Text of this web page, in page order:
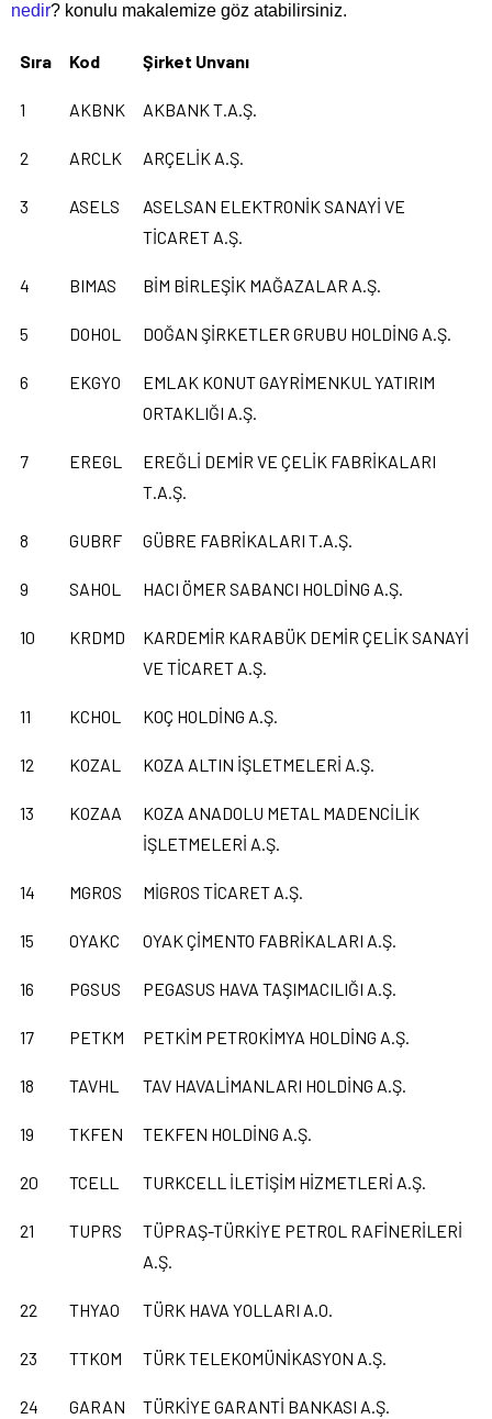
nedir? konulu makalemize göz atabilirsiniz.
Sıra Kod Şirket Unvanı
1 AKBNK AKBANK T.A.Ş.
2 ARCLK ARÇELİK A.Ş.
3 ASELS
ASELSAN ELEKTRONİK SANAYİ VE
TİCARET A.Ş.
4 BIMAS BİM BİRLEŞİK MAĞAZALAR A.Ş.
5 DOHOL DOĞAN ŞİRKETLER GRUBU HOLDİNG A.Ş.
6 EKGYO
EMLAK KONUT GAYRİMENKUL YATIRIM
ORTAKLIĞI A.Ş.
7 EREGL
EREĞLİ DEMİR VE ÇELİK FABRİKALARI
T.A.Ş.
8 GUBRF GÜBRE FABRİKALARI T.A.Ş.
9 SAHOL HACI ÖMER SABANCI HOLDİNG A.Ş.
10 KRDMD
KARDEMİR KARABÜK DEMİR ÇELİK SANAYİ
VE TİCARET A.Ş.
11 KCHOL KOÇ HOLDİNG A.Ş.
12 KOZAL KOZA ALTIN İŞLETMELERİ A.Ş.
13 KOZAA
KOZA ANADOLU METAL MADENCİLİK
İŞLETMELERİ A.Ş.
14 MGROS MİGROS TİCARET A.Ş.
15 OYAKC OYAK ÇİMENTO FABRİKALARI A.Ş.
16 PGSUS PEGASUS HAVA TAŞIMACILIĞI A.Ş.
17 PETKM PETKİM PETROKİMYA HOLDİNG A.Ş.
18 TAVHL TAV HAVALİMANLARI HOLDİNG A.Ş.
19 TKFEN TEKFEN HOLDİNG A.Ş.
20 TCELL TURKCELL İLETİŞİM HİZMETLERİ A.Ş.
21 TUPRS
TÜPRAŞ-TÜRKİYE PETROL RAFİNERİLERİ
A.Ş.
22 THYAO TÜRK HAVA YOLLARI A.O.
23 TTKOM TÜRK TELEKOMÜNİKASYON A.Ş.
24 GARAN TÜRKİYE GARANTİ BANKASI A.Ş.